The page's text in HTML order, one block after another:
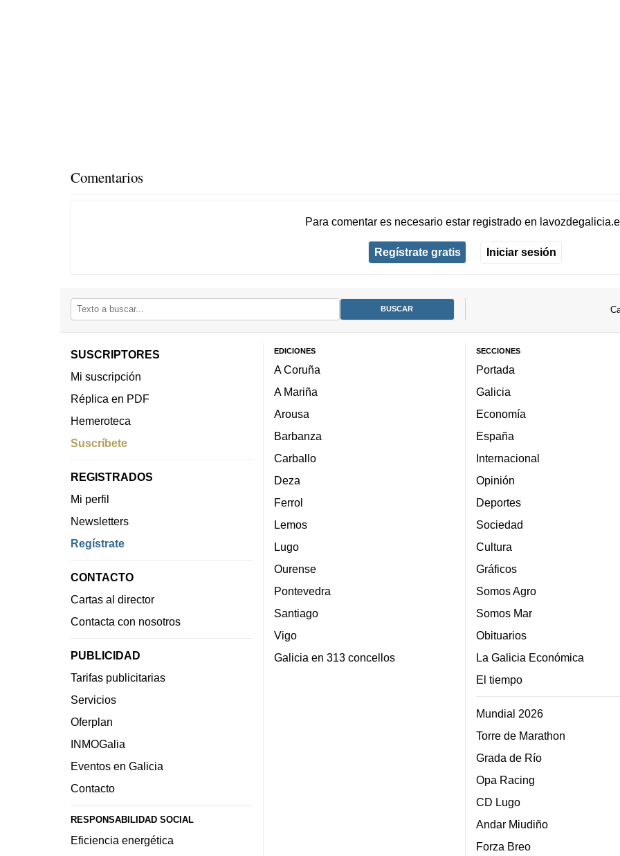
Comentarios
Para comentar es necesario estar registradoen
Regístrate gratis Iniciar sesión
SUSCRIPTORES
Mi suscripción
Réplica en PDF
Hemeroteca
Suscríbete
REGISTRADOS
Mi perfil
Newsletters
Regístrate
CONTACTO
Cartas al director
Contacta con nosotros
PUBLICIDAD
Tarifas publicitarias
Servicios
Oferplan
INMOGalia
Eventos en Galicia
Contacto
RESPONSABILIDAD SOCIAL
Eficiencia energética
EDICIONES
A Coruña
A Mariña
Arousa
Barbanza
Carballo
Deza
Ferrol
Lemos
Lugo
Ourense
Pontevedra
Santiago
Vigo
Galicia en 313 concellos
SECCIONES
Portada
Galicia
Economía
España
Internacional
Opinión
Deportes
Sociedad
Cultura
Gráficos
Somos Agro
Somos Mar
Obituarios
La Galicia Económica
El tiempo
Mundial 2026
Torre de Marathon
Grada de Río
Opa Racing
CD Lugo
Andar Miudiño
Forza Breo